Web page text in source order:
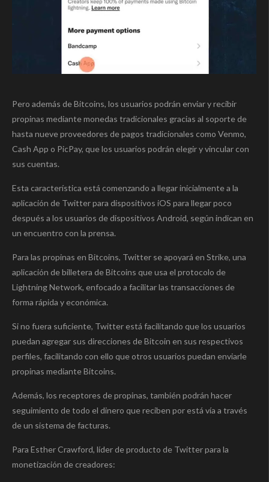
Pero además de Bitcoins, los usuarios podrán enviar y recibir
propinas mediante monedas tradicionales gracias al soporte de
hasta nueve proveedores de pagos tradicionales como Venmo,
Cash App o PicPay, que los usuarios podrán elegir y vincular con
sus cuentas.
Esta característica está comenzando a llegar inicialmente a la
aplicación de Twitter para dispositivos iOS para llegar poco
después a los usuarios de dispositivos Android, según indican en
un encuentro con la prensa.
Para las propinas en Bitcoins, Twitter se apoyará en Strike, una
aplicación de billetera de Bitcoins que usa el protocolo de
Lightning Network, enfocado a facilitar las transacciones de
forma rápida y económica.
Si no fuera suficiente, Twitter está facilitando que los usuarios
puedan agregar sus direcciones de Bitcoin en sus respectivos
perfiles, facilitando con ello que otros usuarios puedan enviarle
propinas mediante Bitcoins.
Además, los receptores de propinas, también podrán hacer
seguimiento de todo el dinero que reciben por está vía a través
de un sistema de facturas.
Para Esther Crawford, líder de producto de Twitter para la
monetización de creadores: